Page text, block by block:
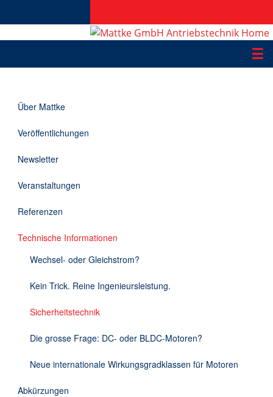
☰
Applikationen
Informationen
Downloads
Kontakt
Über Mattke
Veröffentlichungen
Newsletter
Veranstaltungen
Referenzen
Technische Informationen
Wechsel- oder Gleichstrom?
Kein Trick. Reine Ingenieursleistung.
Sicherheitstechnik
Die grosse Frage: DC- oder BLDC-Motoren?
Neue internationale Wirkungsgradklassen für Motoren
Abkürzungen